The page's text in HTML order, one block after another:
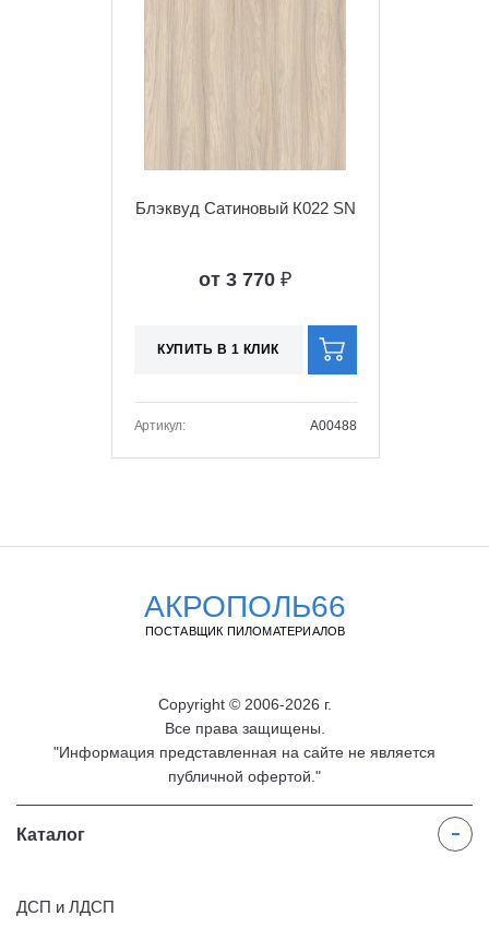
Блэквуд Сатиновый К022 SN
от 3 770 ₽
КУПИТЬ В 1 КЛИК
Артикул: A00488
АКРОПОЛЬ66
ПОСТАВЩИК ПИЛОМАТЕРИАЛОВ
Copyright © 2006-2026 г.
Все права защищены.
"Информация представленная на сайте не является
публичной офертой."
Каталог
ДСП и ЛДСП